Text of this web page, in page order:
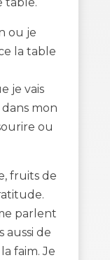
ou je
la table
je vais
mon
ou
fruits de
parlent
aussi de
faim. Je